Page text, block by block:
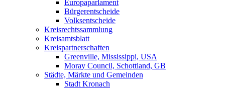
Europaparlament
Bürgerentscheide
Volksentscheide
Kreisrechtssammlung
Kreisamtsblatt
Kreispartnerschaften
Greenville, Mississippi, USA
Moray Council, Schottland, GB
Städte, Märkte und Gemeinden
Stadt Kronach